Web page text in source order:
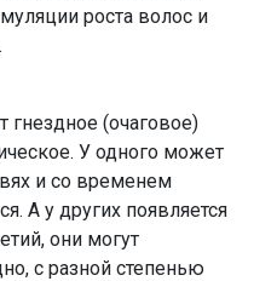
роста волос и
гнездное (очаговое)
У одного может
и со временем
А у других появляется
они могут
с разной степенью